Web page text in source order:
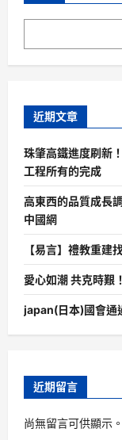
近期文章
珠肇高鐵進度刷新
工程所有的完成
高東西的品質成長
中國網
【易言】禮教重建
愛心如潮 共克時艱
japan(日本)國會通
近期留言
尚無留言可供顯示。